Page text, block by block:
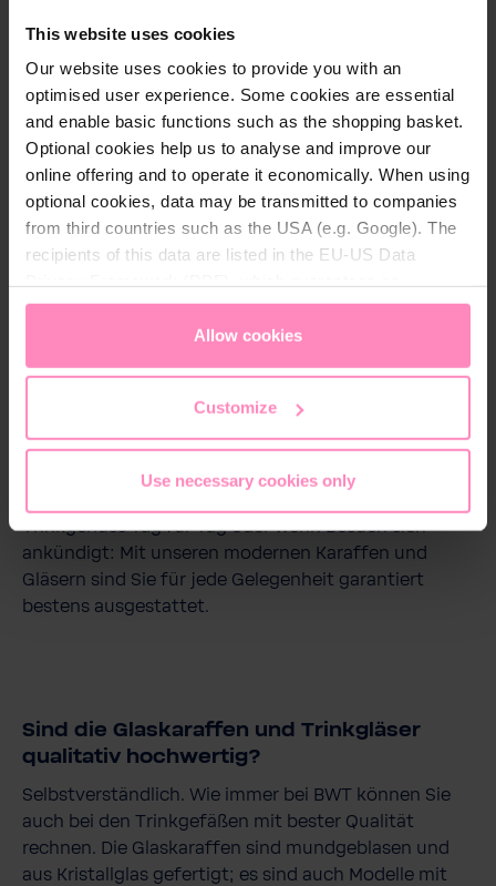
This website uses cookies
Our website uses cookies to provide you with an
optimised user experience. Some cookies are essential
and enable basic functions such as the shopping basket.
Optional cookies help us to analyse and improve our
online offering and to operate it economically. When using
optional cookies, data may be transmitted to companies
from third countries such as the USA (e.g. Google). The
recipients of this data are listed in the EU-US Data
appropriate level of data protection. You canaccept all
only allow necessary cookies
access and change your chosen setting at any time in
Allow cookies
Customize
Use necessary cookies only
Gläser und Karaffen kaufen
Stilvolle Gläser und Karaffen für Ihren ansprechend
gedeckten Tisch
Glaskaraffen und Trinkgläser von BWT –
Anlässe
Die formschönen Gläser und Karaffen sind die
perfekte Ergänzung für IhrenHaushaltund
hervorragend geeignet, um perfekt aufbereitetes
Trinkgenuss Tag für Tag oder wenn Besuch sich
ankündigt: Mit unseren modernen Karaffen und
Gläsern sind Sie für jede Gelegenheit garantiert
bestens ausgestattet.
Sind die Glaskaraffen und Trinkgläser
qualitativ hochwertig?
Selbstverständlich. Wie immer bei BWT können Sie
auch bei den Trinkgefäßen mit bester Qualität
rechnen. Die Glaskaraffen sind mundgeblasen und
aus Kristallglas gefertigt; es sind auch Modelle mit